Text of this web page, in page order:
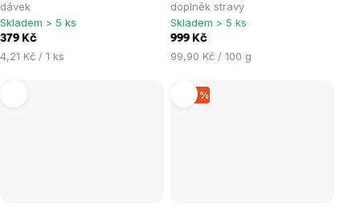
dávek
Skladem > 5 ks
379 Kč
Měrná
4,21 Kč / 1 ks
doplněk stravy
Skladem > 5 ks
999 Kč
Měrná
99,90 Kč / 100 g
–35 %